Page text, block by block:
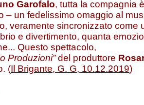
Garofalo, tutta la compagnia
– un fedelissimo omaggio al
veramente sincronizzato come
e divertimento, quanta
Questo spettacolo,
Produzioni”del produttore
(Il Brigante, G. G, 10.12.2019)